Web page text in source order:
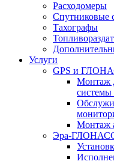
Расходомеры
Спутниковые
Тахографы
Услуги
GPS и
Монтаж
системы
Монтаж
Эра-